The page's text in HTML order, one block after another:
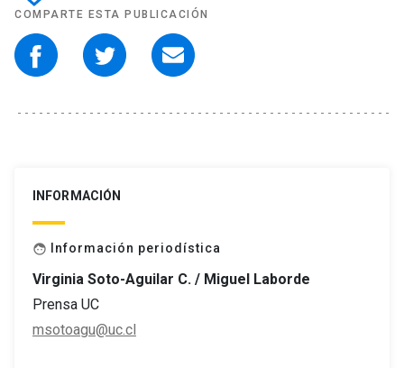
COMPARTE ESTA PUBLICACIÓN
INFORMACIÓN
face Información periodística
Virginia Soto-Aguilar C. / Miguel Laborde
Prensa UC
msotoagu@uc.cl